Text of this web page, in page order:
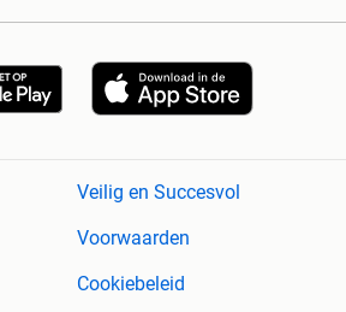
Veilig en Succesvol
Voorwaarden
Cookiebeleid